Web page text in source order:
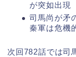
が突如出現
司馬尚が矛
秦軍は危機
次回782話では司